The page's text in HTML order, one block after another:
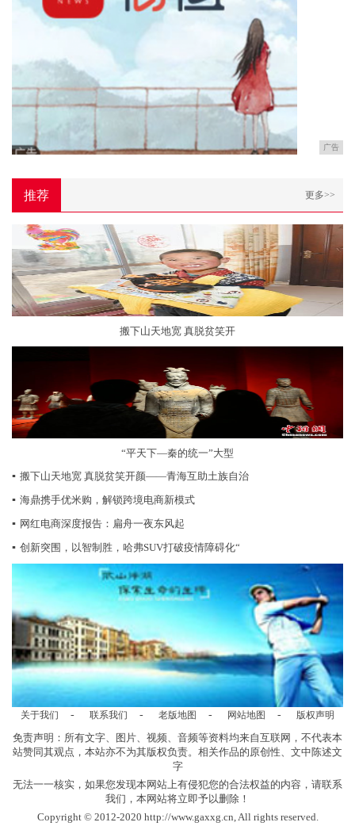
广告
推荐 更多>>
搬下山天地宽 真脱贫笑开
“平天下—秦的统一”大型
▪ 搬下山天地宽 真脱贫笑开颜——青海互助土族自治
▪ 海鼎携手优米购，解锁跨境电商新模式
▪ 网红电商深度报告：扁舟一夜东风起
▪ 创新突围，以智制胜，哈弗SUV打破疫情障碍化“
关于我们 - 联系我们 - 老版地图 - 网站地图 - 版权声明
免责声明：所有文字、图片、视频、音频等资料均来自互联网，不代表本
站赞同其观点，本站亦不为其版权负责。相关作品的原创性、文中陈述文
字
无法一一核实，如果您发现本网站上有侵犯您的合法权益的内容，请联系
我们，本网站将立即予以删除！
Copyright © 2012-2020 http://www.gaxxg.cn, All rights reserved.